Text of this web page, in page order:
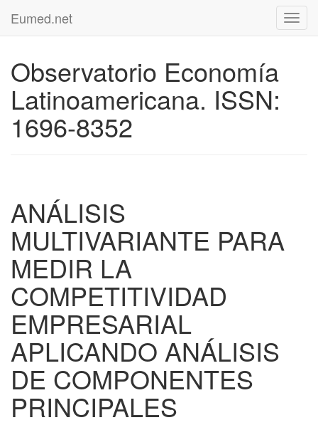
Eumed.net
Observatorio Economía
Latinoamericana. ISSN:
1696-8352
ANÁLISIS
MULTIVARIANTE PARA
MEDIR LA
COMPETITIVIDAD
EMPRESARIAL
APLICANDO ANÁLISIS
DE COMPONENTES
PRINCIPALES